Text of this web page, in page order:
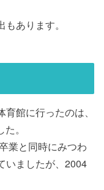
あります。
館に行ったのは、
。
業と同時にみつわ
いましたが、2004